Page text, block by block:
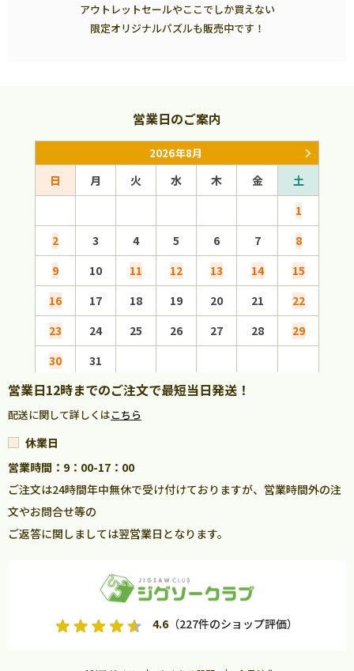
アウトレットセールやここでしか買えない
限定オリジナルパズルも販売中です！
営業日のご案内
2026年8月
日 月 火 水 木 金
土
1
2
3 4 5 6 7
8
9
10 11 12 13 14
15
16
17 18 19 20 21
22
23
24 25 26 27 28
29
30
31
営業日12時までのご注文で最短当日発送！
配送に関して詳しくはこちら
休業日
営業時間：9：00-17：00
ご注文は24時間年中無休で受け付けておりますが、営業時間外の注
文やお問合せ等の
ご返答に関しましては翌営業日となります。
4.6（227件のショップ評価）